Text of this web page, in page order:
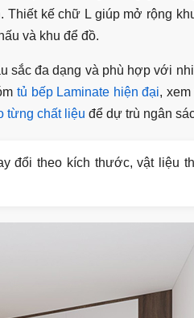
Thiết kế chữ L giúp mở rộng
và khu để đồ.
sắc đa dạng và phù hợp với
tủ bếp Laminate hiện đại,
từng chất liệu để dự trù ngân
đổi theo kích thước, vật liệu